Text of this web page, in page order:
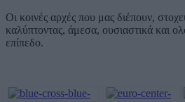
Οι κοινές αρχές που μας διέπουν,
καλύπτοντας, άμεσα, ουσιαστικά και
επίπεδο.